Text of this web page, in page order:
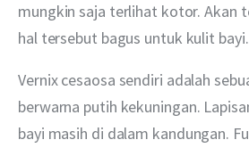
mungkin saja terlihat kotor. Akan
hal tersebut bagus untuk kulit bayi.
Vernix cesaosa sendiri adalah
berwarna putih kekuningan.
bayi masih di dalam kandungan.